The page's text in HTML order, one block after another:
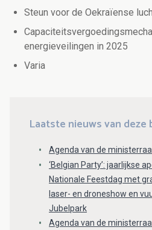
Steun voor de Oekraïense
energieveilingen in 2025
Varia
Laatste nieuws van deze
Agenda van de
‘Belgian Party’: jaarlijkse
Nationale Feestdag met
laser- en droneshow en
Jubelpark
Agenda van de